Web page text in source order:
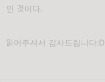
인 것이다.
읽어주셔서 감사드립니다:D